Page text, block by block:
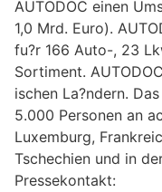
AUTODOC einen
1,0 Mrd. Euro).
fu?r 166 Auto-, 23
Sortiment.
ischen La?ndern.
5.000 Personen an
Luxemburg,
Tschechien und in
Pressekontakt: